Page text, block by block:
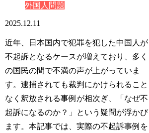
外国人問題
2025.12.11
近年、日本国内で犯罪を犯した中国人が
不起訴となるケースが増えており、多く
の国民の間で不満の声が上がっていま
す。逮捕されても裁判にかけられること
なく釈放される事例が相次ぎ、「なぜ不
起訴になるのか？」という疑問が浮かび
ます。本記事では、実際の不起訴事例を